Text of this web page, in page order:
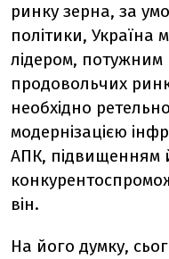
ринку зерна, за
політики, Україна
лідером, потужним
продовольчих
необхідно
модернізацією
АПК, підвищенням
він.
На його думку,